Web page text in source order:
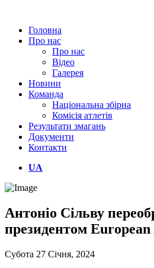
Головна
Про нас
Про нас
Відео
Галерея
Новини
Команда
Національна збірна
Комісія атлетів
Результати змагань
Документи
Контакти
UA
Антоніо Сільву
президентом
Субота 27 Січня, 2024